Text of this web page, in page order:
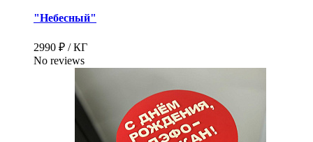
"Небесный"
2990 ₽ / КГ
No reviews